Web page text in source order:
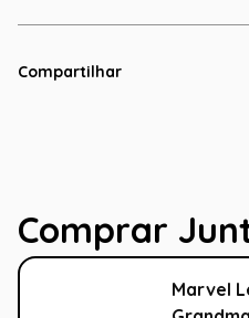
Compartilhar
Comprar
Marvel